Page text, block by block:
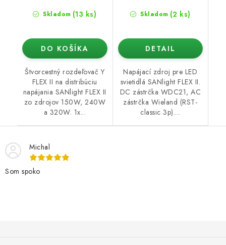
Skladom (13 ks)
DO KOŠÍKA
Štvorcestný rozdeľovač Y
FLEX II na distribúciu
napájania SANlight FLEX II
zo zdrojov 150W, 240W
a 320W. 1x...
Skladom (2 ks)
DETAIL
Napájací zdroj pre LED
svietidlá SANlight FLEX II.
DC zástrčka WDC21, AC
zástrčka Wieland (RST-
classic 3p)....
Michal
Som spoko